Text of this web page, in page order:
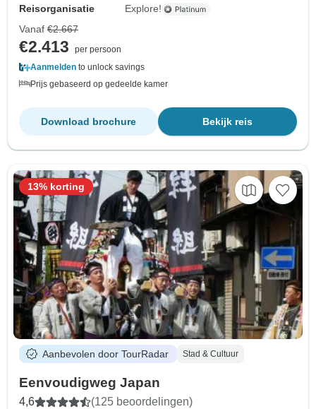
Reisorganisatie
Explore!
Vanaf €2.667
€2.413
per persoon
Aanmelden to unlock savings
Prijs gebaseerd op gedeelde kamer
Bekijk reis
Download brochure
Aanbevolen door TourRadar Stad & Cultuur
Eenvoudigweg Japan
4,6 (125 beoordelingen)
13% korting